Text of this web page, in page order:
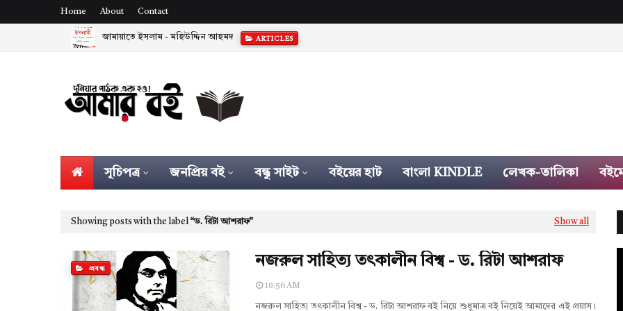
Home About Contact
জামায়াতে ইসলাম - মহিউদ্দিন আহমদ ARTICLES
সূচিপত্র জনপ্রিয় বই বন্ধু সাইট বইয়ের হাট বাংলা KINDLE লেখক-তালিকা
Showing posts with the label ড. রিটা আশরাফ Show all
প্রবন্ধ নজরুল সাহিত্য তৎকালীন বিশ্ব - ড. রিটা আশরাফ
10:56 AM
নজরুল সাহিত্য তৎকালীন বিশ্ব - ড. রিটা আশরাফ বই নিয়ে শুধুমাত্র বই নিয়েই আমাদের এই প্রয়াস।